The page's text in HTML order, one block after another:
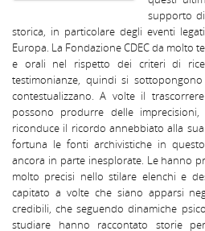
supporto
storica, in particolare degli eventi
Europa. La Fondazione CDEC da molto
e orali nel rispetto dei criteri di
testimonianze, quindi si
contestualizzano. A volte il
possono produrre delle
riconduce il ricordo annebbiato alla
fortuna le fonti archivistiche in
ancora in parte inesplorate. Le hanno
molto precisi nello stilare elenchi e
capitato a volte che siano apparsi
credibili, che seguendo dinamiche
studiare hanno raccontato storie